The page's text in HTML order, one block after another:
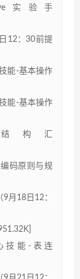
实验手
12：30前提
能-基本操作
能-基本操作
结构汇
码原则与规
月18日12：
技能-表连